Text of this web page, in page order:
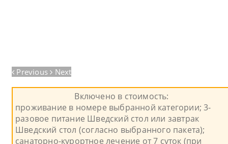
Previous Next
Включено в стоимость:
проживание в номере выбранной категории; 3-
разовое питание Шведский стол или завтрак
Шведский стол (согласно выбранного пакета);
санаторно-курортное лечение от 7 суток (при